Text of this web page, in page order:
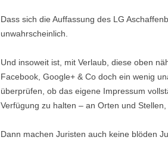
Dass sich die Auffassung des LG
unwahrscheinlich.
Und insoweit ist, mit Verlaub, diese oben
Facebook, Google+ & Co doch ein wenig
überprüfen, ob das eigene Impressum
Verfügung zu halten – an Orten und
Dann machen Juristen auch keine blöden